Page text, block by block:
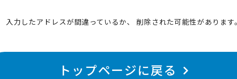
入力したアドレスが間違っているか、 削除された可能性があります
トップページに戻る